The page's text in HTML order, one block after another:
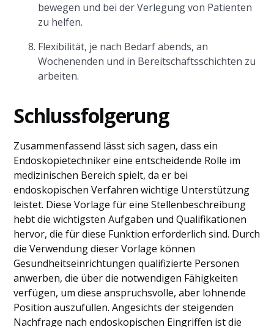
bewegen und bei der Verlegung von Patienten
zu helfen.
Flexibilität, je nach Bedarf abends, an
Wochenenden und in Bereitschaftsschichten zu
arbeiten.
Schlussfolgerung
Zusammenfassend lässt sich sagen, dass ein
Endoskopietechniker eine entscheidende Rolle im
medizinischen Bereich spielt, da er bei
endoskopischen Verfahren wichtige Unterstützung
leistet. Diese Vorlage für eine Stellenbeschreibung
hebt die wichtigsten Aufgaben und Qualifikationen
hervor, die für diese Funktion erforderlich sind. Durch
die Verwendung dieser Vorlage können
Gesundheitseinrichtungen qualifizierte Personen
anwerben, die über die notwendigen Fähigkeiten
verfügen, um diese anspruchsvolle, aber lohnende
Position auszufüllen. Angesichts der steigenden
Nachfrage nach endoskopischen Eingriffen ist die